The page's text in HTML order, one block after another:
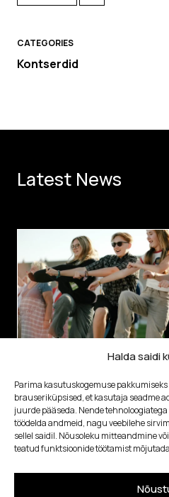
Halda saidi
Parima kasutuskogemuse
brauseriküpsised, et kasutaja seadme
juurde pääseda. Nende
töödelda andmeid, nagu veebilehe
sellel saidil. Nõusoleku mitteandmine
teatud funktsioonide töötamist
CATEGORIES
Kontserdid
Latest News
Station Narva noortelabor tõi
loovideed tuhandete inimesteni